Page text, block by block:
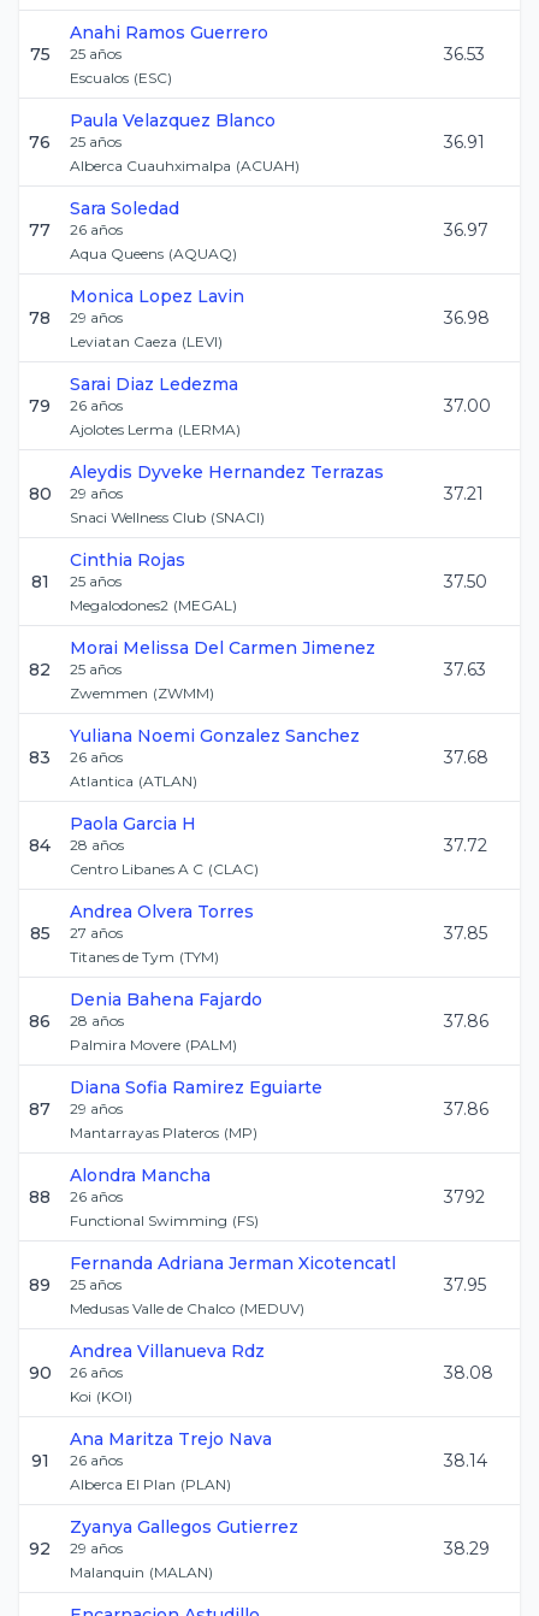
75
Anahi Ramos Guerrero
25 años
Escualos (ESC)
36.53
76
Paula Velazquez Blanco
25 años
Alberca Cuauhximalpa (ACUAH)
36.91
77
Sara Soledad
26 años
Aqua Queens (AQUAQ)
36.97
78
Monica Lopez Lavin
29 años
Leviatan Caeza (LEVI)
36.98
79
Sarai Diaz Ledezma
26 años
Ajolotes Lerma (LERMA)
37.00
80
Aleydis Dyveke Hernandez Terrazas
29 años
Snaci Wellness Club (SNACI)
37.21
81
Cinthia Rojas
25 años
Megalodones2 (MEGAL)
37.50
82
Morai Melissa Del Carmen Jimenez
25 años
Zwemmen (ZWMM)
37.63
83
Yuliana Noemi Gonzalez Sanchez
26 años
Atlantica (ATLAN)
37.68
84
Paola Garcia H
28 años
Centro Libanes A C (CLAC)
37.72
85
Andrea Olvera Torres
27 años
Titanes de Tym (TYM)
37.85
86
Denia Bahena Fajardo
28 años
Palmira Movere (PALM)
37.86
87
Diana Sofia Ramirez Eguiarte
29 años
Mantarrayas Plateros (MP)
37.86
88
Alondra Mancha
26 años
Functional Swimming (FS)
3792
89
Fernanda Adriana Jerman Xicotencatl
25 años
Medusas Valle de Chalco (MEDUV)
37.95
90
Andrea Villanueva Rdz
26 años
Koi (KOI)
38.08
91
Ana Maritza Trejo Nava
26 años
Alberca El Plan (PLAN)
38.14
92
Zyanya Gallegos Gutierrez
29 años
Malanquin (MALAN)
38.29